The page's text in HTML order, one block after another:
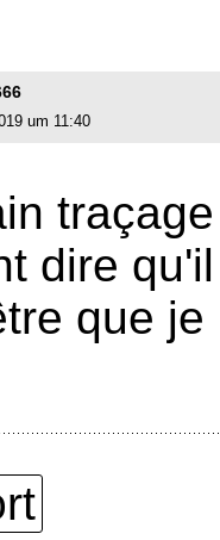
um 11:40
dire
que